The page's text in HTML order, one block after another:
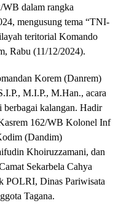
dalam rangka
mengusung tema “TNI-
teritorial Komando
Rabu (11/12/2024).
Korem (Danrem)
M.I.P., M.Han., acara
berbagai kalangan. Hadir
162/WB Kolonel Inf
(Dandim)
Khoiruzzamani, dan
Sekarbela Cahya
POLRI, Dinas Pariwisata
Tagana.